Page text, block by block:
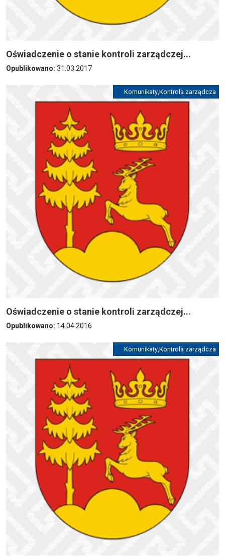
Oświadczenie o stanie kontroli zarządczej...
Opublikowano: 31.03.2017
Komunikaty Kontrola zarządcza
Oświadczenie o stanie kontroli zarządczej...
Opublikowano: 14.04.2016
Komunikaty,Kontrola zarządcza